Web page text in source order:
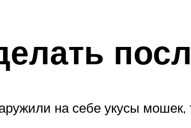
на себе укусы мошек,